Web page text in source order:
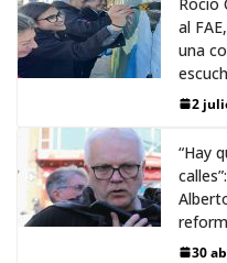
al
una
2
“Hay
30